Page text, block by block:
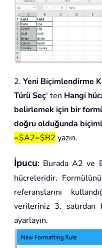
2. Yeni Biçimlendirme
Türü Seç' ten Hangi
belirlemek için bir
doğru olduğunda
=$A2=$B2 yazın.
İpucu: Burada A2 ve
hücreleridir.
referanslarını
verileriniz 3. satırdan
ayarlayın.